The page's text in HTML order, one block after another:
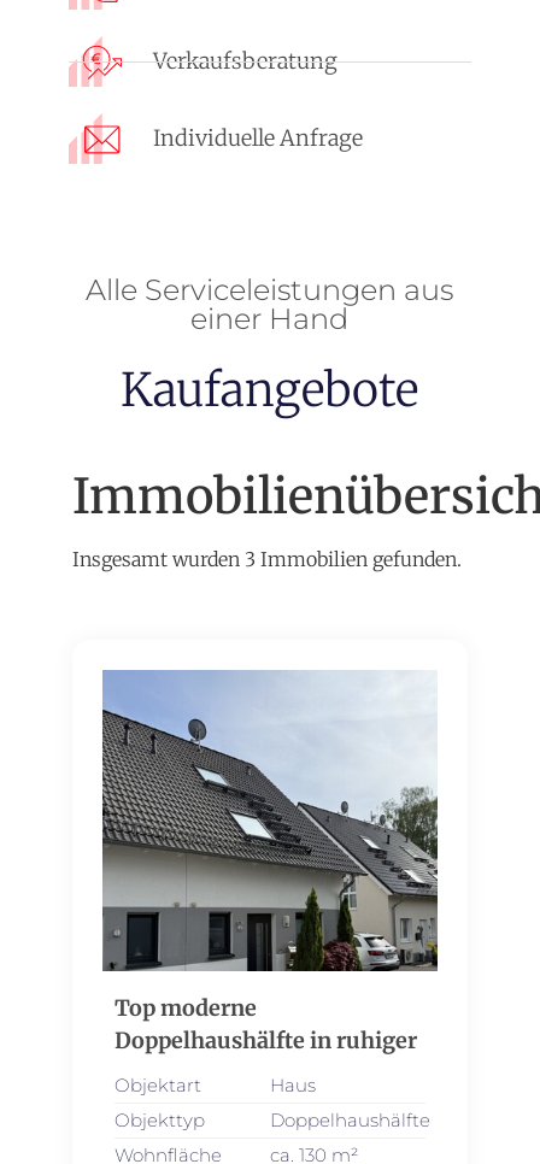
Verkaufsberatung
Individuelle Anfrage
Alle Serviceleistungen aus
einer Hand
Kaufangebote
Insgesamt wurden 3 Immobilien gefunden.
Top moderne
Doppelhaushälfte in ruhiger
Lage
Objektart
Haus
Objekttyp
Doppelhaushälfte
Wohnfläche
ca. 130 m²